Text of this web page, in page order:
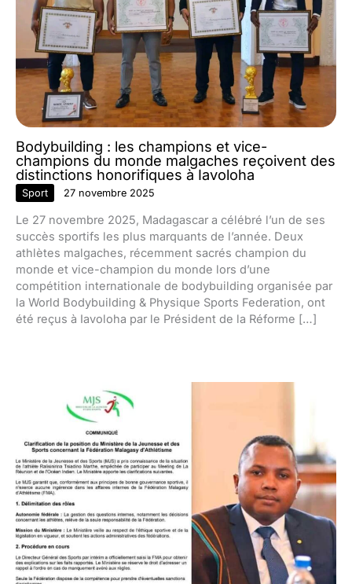
Bodybuilding : les champions et vice-
champions du monde malgaches reçoivent des
distinctions honorifiques à Iavoloha
Sport 27 novembre 2025
Le 27 novembre 2025, Madagascar a célébré l’un de ses
succès sportifs les plus marquants de l’année. Deux
athlètes malgaches, récemment sacrés champion du
monde et vice-champion du monde lors d’une
compétition internationale de bodybuilding organisée par
la World Bodybuilding & Physique Sports Federation, ont
été reçus à Iavoloha par le Président de la Réforme […]